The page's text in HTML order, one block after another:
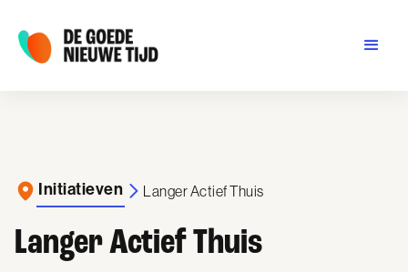
Initiatieven Langer Actief Thuis
Langer Actief Thuis